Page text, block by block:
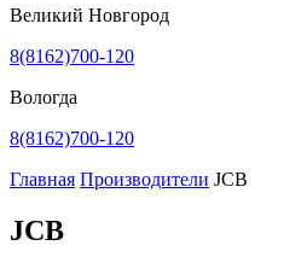
Великий Новгород
8(8162)700-120
Вологда
8(8162)700-120
Главная Производители JCB
JCB